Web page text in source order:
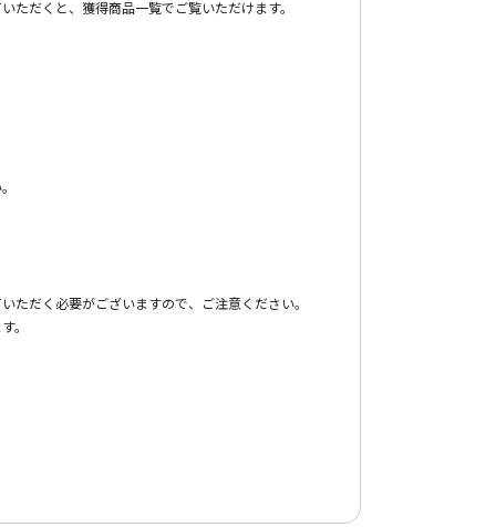
ただくと、獲得商品一覧でご覧いただけます。
ただく必要がございますので、ご注意ください。
。